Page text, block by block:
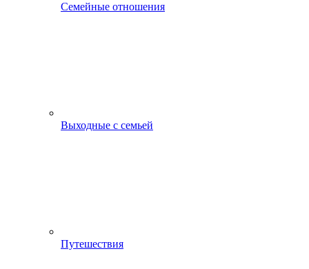
Семейные отношения
Выходные с семьей
Путешествия